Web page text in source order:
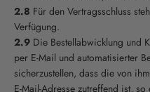
2.8 Für den Vertragsschluss
Verfügung.
2.9 Die Bestellabwicklung und
per E-Mail und automatisierter
sicherzustellen, dass die von
E-Mail-Adresse zutreffend ist,